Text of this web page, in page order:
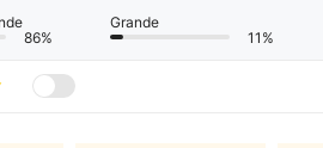
86%
Grande
11%